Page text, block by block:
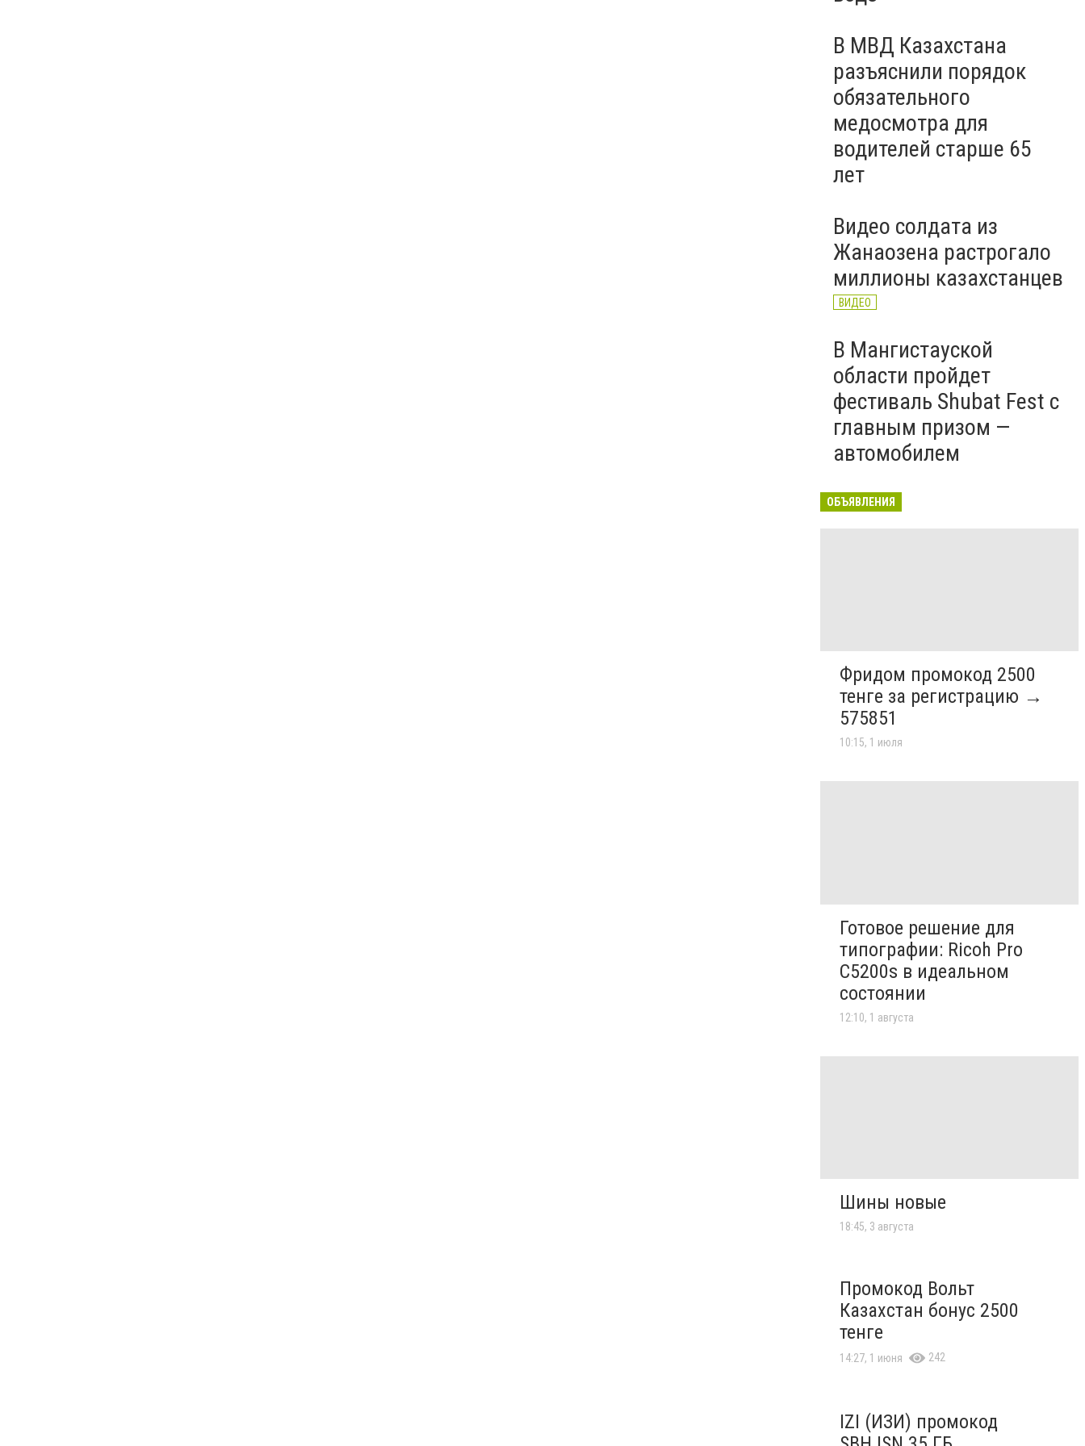
В МВД Казахстана
разъяснили порядок
обязательного
медосмотра для
водителей старше 65
лет
Видео солдата из
Жанаозена растрогало
миллионы казахстанцев
ВИДЕО
В Мангистауской
области пройдет
фестиваль Shubat Fest с
главным призом —
автомобилем
ОБЪЯВЛЕНИЯ
Фридом промокод 2500
тенге за регистрацию →
575851
10:15, 1 июля
Готовое решение для
типографии: Ricoh Pro
C5200s в идеальном
состоянии
12:10, 1 августа
Шины новые
18:45, 3 августа
Промокод Вольт
Казахстан бонус 2500
тенге
14:27, 1 июня 242
IZI (ИЗИ) промокод